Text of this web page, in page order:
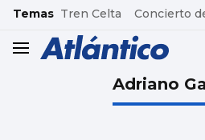
common.go-to-content
Temas Tren Celta Concierto
header.menu.open
Adriano